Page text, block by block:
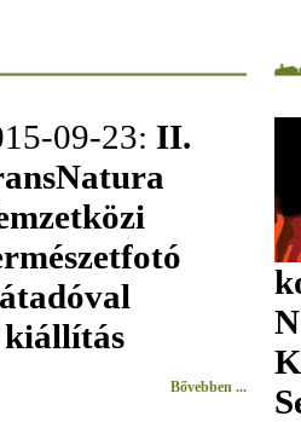
09-23: II.
kiállítás
Bővebben ...